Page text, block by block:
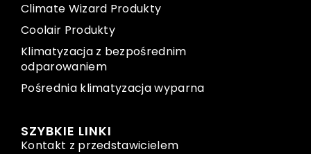
Climate Wizard Produkty
Coolair Produkty
Klimatyzacja z bezpośrednim
odparowaniem
Pośrednia klimatyzacja wyparna
SZYBKIE LINKI
Kontakt z przedstawicielem